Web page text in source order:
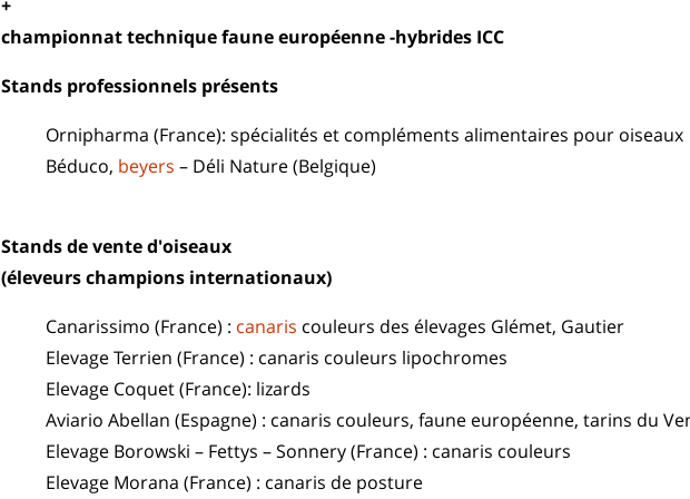
+
championnat technique faune européenne -hybrides ICC
Stands professionnels présents
Ornipharma (France): spécialités et compléments alimentaires pour oiseaux
Béduco, beyers – Déli Nature (Belgique)
Stands de vente d'oiseaux
(éleveurs champions internationaux)
Canarissimo (France) : canaris couleurs des élevages Glémet, Gautier
Elevage Terrien (France) : canaris couleurs lipochromes
Elevage Coquet (France): lizards
Aviario Abellan (Espagne) : canaris couleurs, faune européenne, tarins du
Elevage Borowski – Fettys – Sonnery (France) : canaris couleurs
Elevage Morana (France) : canaris de posture